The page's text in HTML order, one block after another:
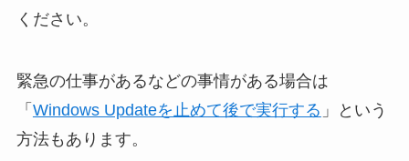
ください。
緊急の仕事があるなどの事情がある場合は
「 Windows Updateを止めて後で実行する 」という
方法もあります。